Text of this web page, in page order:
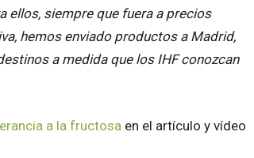
siempre que fuera a precios
hemos enviado productos a Madrid,
a medida que los IHF conozcan
a la fructosa en el artículo y vídeo